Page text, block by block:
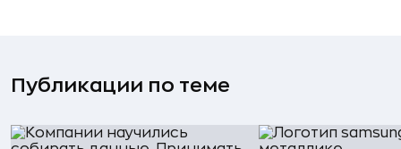
Публикации по теме